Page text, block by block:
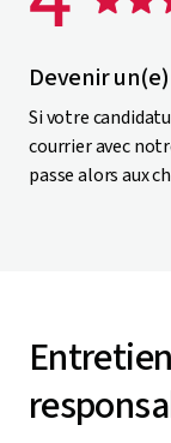
Devenir
Si votre
courrier avec
passe alors aux